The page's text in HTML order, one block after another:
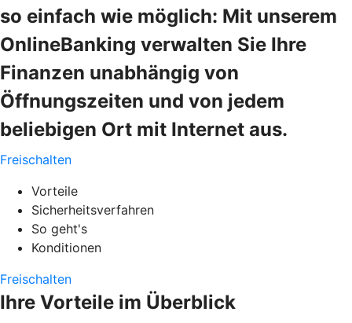
so einfach wie möglich: Mit unserem
OnlineBanking verwalten Sie Ihre
Finanzen unabhängig von
Öffnungszeiten und von jedem
beliebigen Ort mit Internet aus.
Freischalten
Vorteile
Sicherheitsverfahren
So geht's
Konditionen
Freischalten
Ihre Vorteile im Überblick